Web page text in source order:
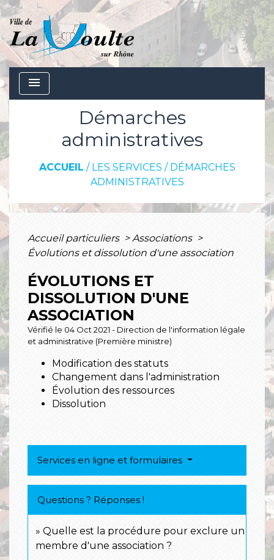
menu
Démarches
administratives
ACCUEIL / LES SERVICES / DÉMARCHES
ADMINISTRATIVES
Accueil particuliers > Associations >
Évolutions et dissolution d'une association
ÉVOLUTIONS ET
DISSOLUTION D'UNE
ASSOCIATION
Vérifié le 04 Oct 2021 - Direction de l'information légale
et administrative (Première ministre)
Modification des statuts
Changement dans l'administration
Évolution des ressources
Dissolution
Services en ligne et formulaires
Questions ? Réponses !
Quelle est la procédure pour exclure un
membre d'une association ?